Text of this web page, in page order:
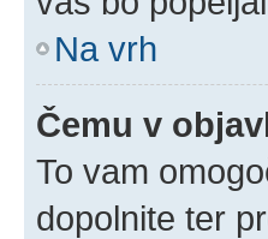
Na vrh
Čemu v
To vam
dopolnite ter